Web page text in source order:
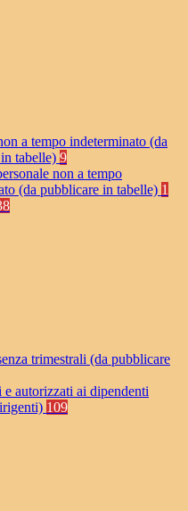
a tempo indeterminato (da
tabelle) 9
non a tempo
(da pubblicare in tabelle) 1
trimestrali (da pubblicare
autorizzati ai dipendenti
109